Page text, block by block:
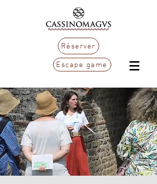
Réserver
Escape game